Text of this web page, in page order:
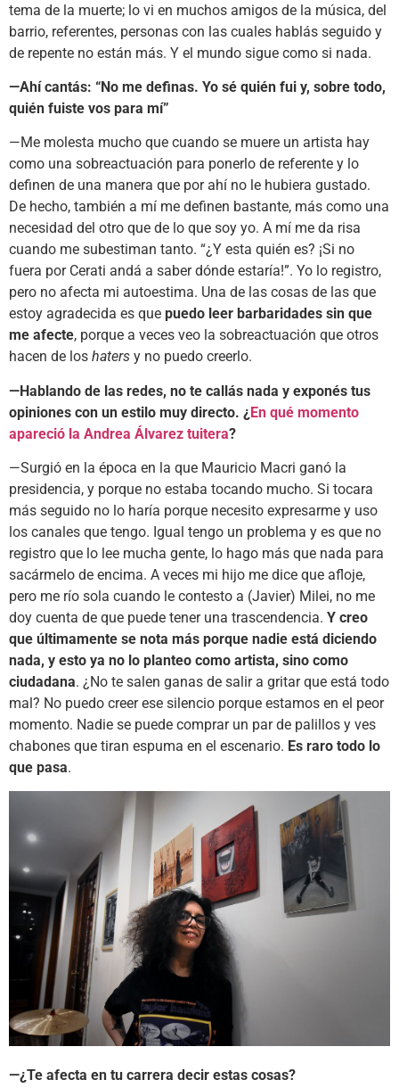
tema de la muerte; lo vi en muchos amigos de la música, del
barrio, referentes, personas con las cuales hablás seguido y
de repente no están más. Y el mundo sigue como si nada.
—Ahí cantás: “No me definas. Yo sé quién fui y, sobre todo,
quién fuiste vos para mí”
—Me molesta mucho que cuando se muere un artista hay
como una sobreactuación para ponerlo de referente y lo
definen de una manera que por ahí no le hubiera gustado.
De hecho, también a mí me definen bastante, más como una
necesidad del otro que de lo que soy yo. A mí me da risa
cuando me subestiman tanto. “¿Y esta quién es? ¡Si no
fuera por Cerati andá a saber dónde estaría!”. Yo lo registro,
pero no afecta mi autoestima. Una de las cosas de las que
estoy agradecida es que puedo leer barbaridades sin que
me afecte, porque a veces veo la sobreactuación que otros
hacen de los haters y no puedo creerlo.
—Hablando de las redes, no te callás nada y exponés tus
opiniones con un estilo muy directo. ¿En qué momento
apareció la Andrea Álvarez tuitera?
—Surgió en la época en la que Mauricio Macri ganó la
presidencia, y porque no estaba tocando mucho. Si tocara
más seguido no lo haría porque necesito expresarme y uso
los canales que tengo. Igual tengo un problema y es que no
registro que lo lee mucha gente, lo hago más que nada para
sacármelo de encima. A veces mi hijo me dice que afloje,
pero me río sola cuando le contesto a (Javier) Milei, no me
doy cuenta de que puede tener una trascendencia. Y creo
que últimamente se nota más porque nadie está diciendo
nada, y esto ya no lo planteo como artista, sino como
ciudadana. ¿No te salen ganas de salir a gritar que está todo
mal? No puedo creer ese silencio porque estamos en el peor
momento. Nadie se puede comprar un par de palillos y ves
chabones que tiran espuma en el escenario. Es raro todo lo
que pasa.
—¿Te afecta en tu carrera decir estas cosas?